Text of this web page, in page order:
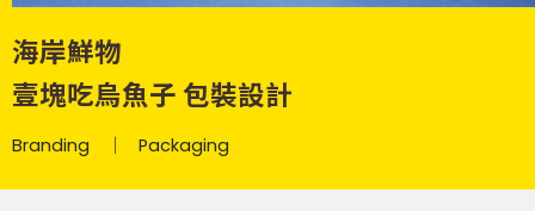
海岸鮮物
壹塊吃烏魚子 包裝設計
Branding Packaging